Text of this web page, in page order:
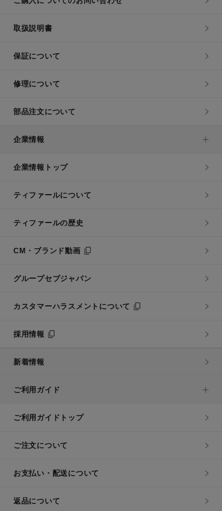
取扱説明書
保証について
修理について
部品注文について
企業情報
企業情報トップ
ティファールについて
ティファールの歴史
CM・ブランド動画
グループセブジャパン
カスタマーハラスメントについて
採用情報
新着情報
ご利用ガイド
ご利用ガイドトップ
ご注文について
お支払い・配送について
返品について